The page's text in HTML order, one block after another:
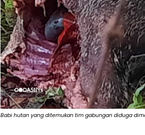
Babi hutan yang ditemukan tim gabungan diduga